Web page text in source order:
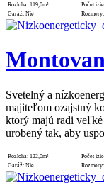
Rozloha: 119,0m² Počet
Garáž: Nie Rozmery:
Svetelný a
majiteľom ozajstný
ktorý majú radi veľké
urobený tak, aby
Rozloha: 122,0m² Počet
Garáž: Nie Rozmery: